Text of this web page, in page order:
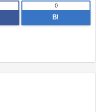
B!
0